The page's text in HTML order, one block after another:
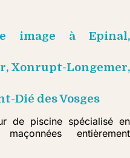
image à Epinal,
Xonrupt-Longemer,
Dié des Vosges
de piscine spécialisé en
entièrement